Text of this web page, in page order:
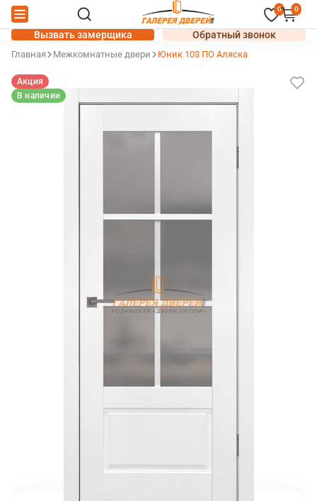
0 0
Вызвать замерщика Обратный звонок
Главная Межкомнатные двери Юник 103 ПО Аляска
Акция
В наличии